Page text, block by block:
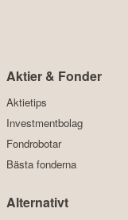
Aktier & Fonder
Aktietips
Investmentbolag
Fondrobotar
Bästa fonderna
Alternativt